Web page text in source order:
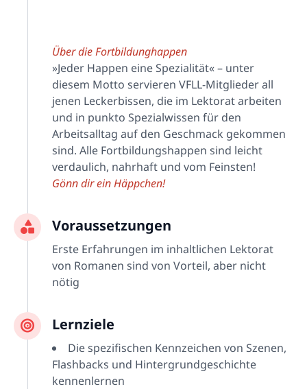
Über die Fortbildunghappen
»Jeder Happen eine Spezialität« – unter
diesem Motto servieren VFLL-Mitglieder all
jenen Leckerbissen, die im Lektorat arbeiten
und in punkto Spezialwissen für den
Arbeitsalltag auf den Geschmack gekommen
sind. Alle Fortbildungshappen sind leicht
verdaulich, nahrhaft und vom Feinsten!
Gönn dir ein Häppchen!
Voraussetzungen
Erste Erfahrungen im inhaltlichen Lektorat
von Romanen sind von Vorteil, aber nicht
nötig
Lernziele
Die spezifischen Kennzeichen von Szenen,
Flashbacks und Hintergrundgeschichte
kennenlernen